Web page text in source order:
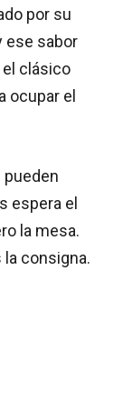
por su
ese sabor
el clásico
ocupar el
espera el
la mesa.
la consigna.